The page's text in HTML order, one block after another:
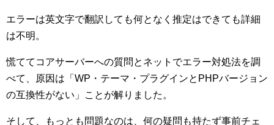
エラーは英文字で翻訳しても何となく推定はできても詳細
は不明。
慌ててコアサーバーへの質問とネットでエラー対処法を調
べて、原因は「WP・テーマ・プラグインとPHPバージョン
の互換性がない」ことが解りました。
そして、もっとも問題なのは、何の疑問も持たず事前チェ